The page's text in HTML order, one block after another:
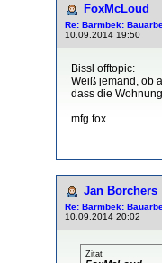
FoxMcLoud
Re: Barmbek:
10.09.2014 19:50
Bissl offtopic:
Weiß jemand, ob
dass die
mfg fox
Jan Borchers
Re: Barmbek:
10.09.2014 20:02
Zitat